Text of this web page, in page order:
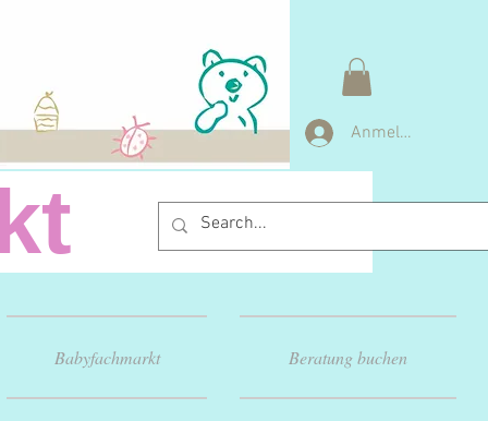
Anmelden
Babyfachmarkt Beratung buchen